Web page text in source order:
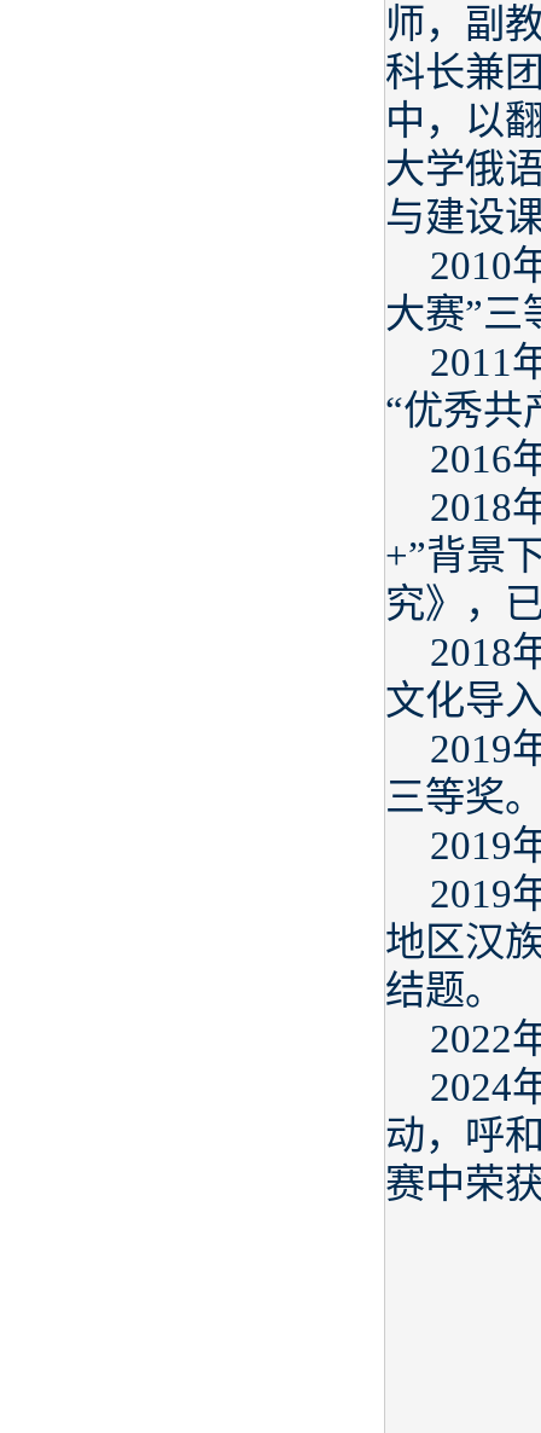
师，副
科长兼
中，以
大学俄
与建设
2010
大赛”三
2011
“优秀共
2016
2018
+”背景
究》，
2018
文化导
2019
三等奖
2019
2019
地区汉
结题。
2022
2024
动，呼
赛中荣